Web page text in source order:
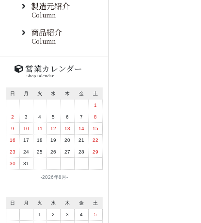
製造元紹介
Column
商品紹介
Column
営業カレンダー
Shop Calendar
2026年8月
日 月 火 水 木 金 土
1
2 3 4 5 6 7 8
9 10 11 12 13 14 15
16 17 18 19 20 21 22
23 24 25 26 27 28 29
30 31
日 月 火 水 木 金 土
1 2 3 4 5